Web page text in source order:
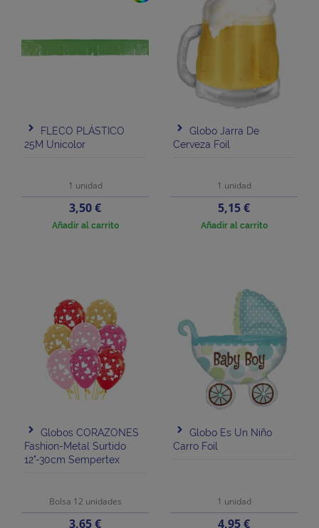
FLECO PLÁSTICO
25M Unicolor
1 unidad
Precio
3,50 €
Añadir al carrito
Globo Jarra De
Cerveza Foil
1 unidad
Precio
5,15 €
Añadir al carrito
Globos CORAZONES
Fashion-Metal Surtido
12"-30cm Sempertex
Bolsa 12 unidades
Precio
3,65 €
Globo Es Un Niño
Carro Foil
1 unidad
Precio
4,95 €